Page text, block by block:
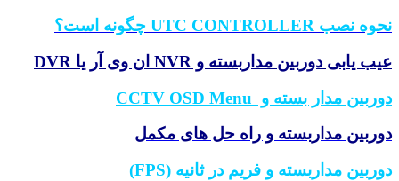
نحوه نصب UTC CONTROLLER چگونه
است؟
عیب یابی دوربین مداربسته و NVR ان وی آر یا DVR
دوربین مدار بسته و CCTV OSD Menu
دوربین مداربسته و راه حل های مکمل
دوربین مداربسته و فریم در ثانیه (FPS)